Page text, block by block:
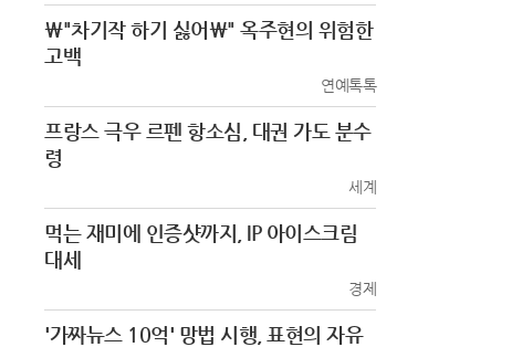
\"차기작 하기 싫어\" 옥주현의 위험한
고백
연예톡톡
프랑스 극우 르펜 항소심, 대권 가도 분수
령
세계
먹는 재미에 인증샷까지, IP 아이스크림
대세
경제
'가짜뉴스 10억' 망법 시행, 표현의 자유